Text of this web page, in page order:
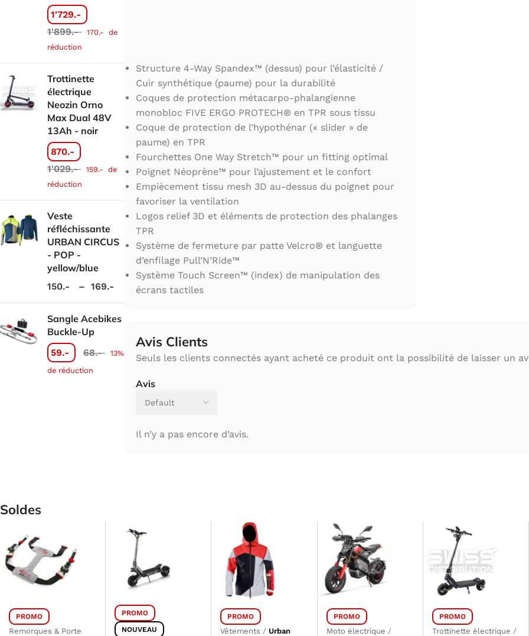
1'729.-
1'899.- 170.- de
réduction
Trottinette
électrique
Neozin Orno
Max Dual 48V
13Ah - noir
870.-
1'029.- 159.- de
réduction
Veste
réfléchissante
URBAN CIRCUS
- POP -
yellow/blue
150.- – 169.-
Sangle Acebikes
Buckle-Up
59.- 68.- 13%
de réduction
Structure 4-Way Spandex™ (dessus) pour l’élasticité /
Cuir synthétique (paume) pour la durabilité
Coques de protection métacarpo-phalangienne
monobloc FIVE ERGO PROTECH® en TPR sous tissu
Coque de protection de l’hypothénar (« slider » de
paume) en TPR
Fourchettes One Way Stretch™ pour un fitting optimal
Poignet Néoprène™ pour l’ajustement et le confort
Empiècement tissu mesh 3D au-dessus du poignet pour
favoriser la ventilation
Logos relief 3D et éléments de protection des phalanges
TPR
Système de fermeture par patte Velcro® et languette
d’enfilage Pull’N’Ride™
Système Touch Screen™ (index) de manipulation des
écrans tactiles
Avis Clients
Avis
Il n’y a pas encore d’avis.
Seuls les clients connectés ayant acheté ce produit ont la possibilité de laisser un
Soldes
PROMO
Remorques & Porte
PROMO
NOUVEAU
PROMO
Vêtements / Urban
PROMO
Moto électrique /
PROMO
Trottinette électrique /